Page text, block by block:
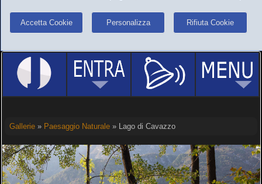
Accetta Cookie Personalizza Rifiuta Cookie
Gallerie» Paesaggio Naturale» Lago di Cavazzo